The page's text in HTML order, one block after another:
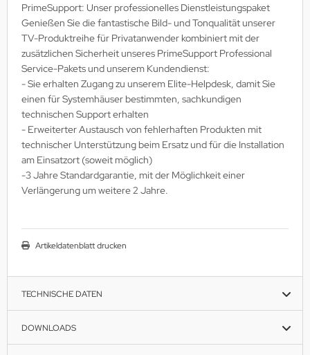
PrimeSupport: Unser professionelles Dienstleistungspaket
Genießen Sie die fantastische Bild- und Tonqualität unserer
TV-Produktreihe für Privatanwender kombiniert mit der
zusätzlichen Sicherheit unseres PrimeSupport Professional
Service-Pakets und unserem Kundendienst:
- Sie erhalten Zugang zu unserem Elite-Helpdesk, damit Sie
einen für Systemhäuser bestimmten, sachkundigen
technischen Support erhalten
- Erweiterter Austausch von fehlerhaften Produkten mit
technischer Unterstützung beim Ersatz und für die Installation
am Einsatzort (soweit möglich)
-3 Jahre Standardgarantie, mit der Möglichkeit einer
Verlängerung um weitere 2 Jahre.
Artikeldatenblatt drucken
TECHNISCHE DATEN
DOWNLOADS